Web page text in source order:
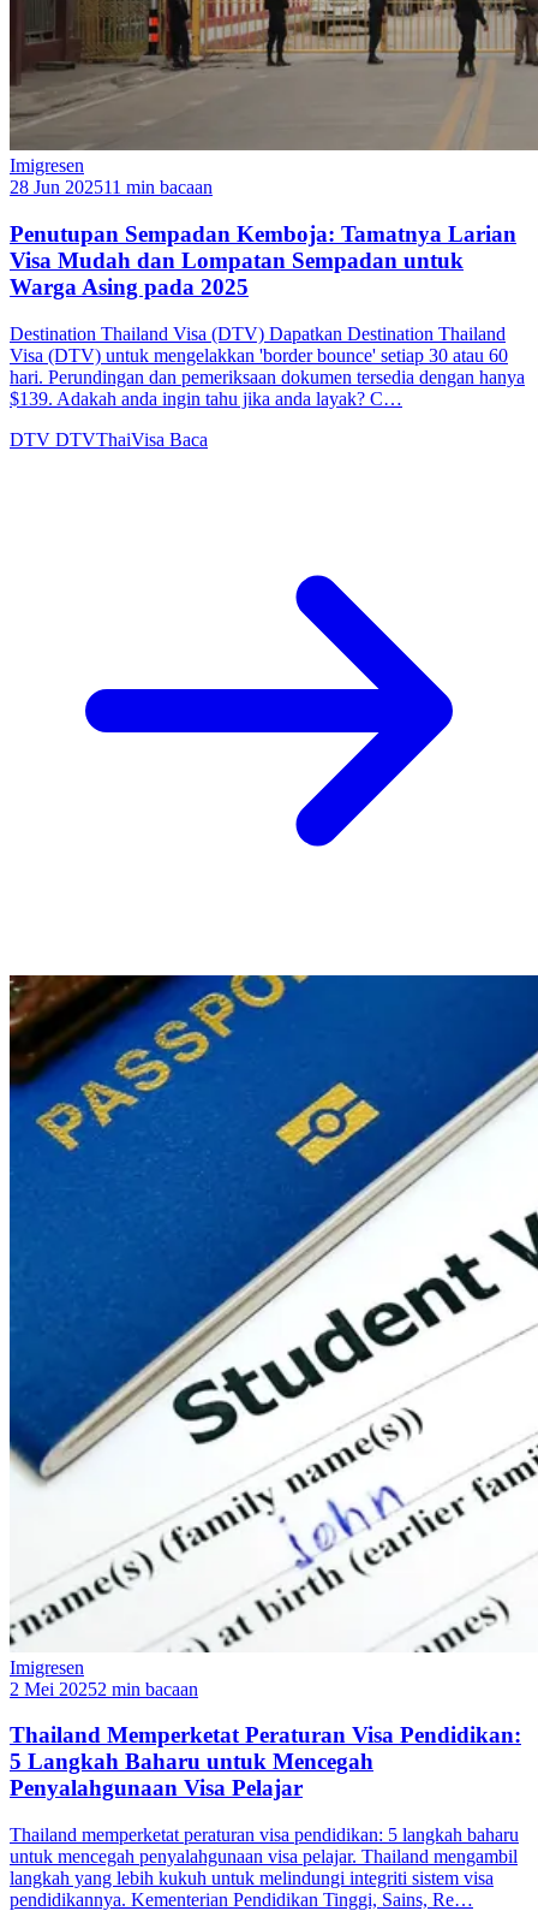
Imigresen
28 Jun 202511 min bacaan
Penutupan Sempadan Kemboja: Tamatnya Larian
Visa Mudah dan Lompatan Sempadan untuk
Warga Asing pada 2025
Destination Thailand Visa (DTV) Dapatkan Destination Thailand
Visa (DTV) untuk mengelakkan 'border bounce' setiap 30 atau 60
hari. Perundingan dan pemeriksaan dokumen tersedia dengan hanya
$139. Adakah anda ingin tahu jika anda layak? C…
DTV DTVThaiVisa Baca
Imigresen
2 Mei 20252 min bacaan
Thailand Memperketat Peraturan Visa Pendidikan:
5 Langkah Baharu untuk Mencegah
Penyalahgunaan Visa Pelajar
Thailand memperketat peraturan visa pendidikan: 5 langkah baharu
untuk mencegah penyalahgunaan visa pelajar. Thailand mengambil
langkah yang lebih kukuh untuk melindungi integriti sistem visa
pendidikannya. Kementerian Pendidikan Tinggi, Sains, Re…